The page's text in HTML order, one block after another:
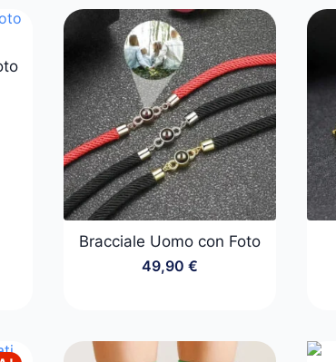
da
39,90 €
a
59,90 €
Bracciale Uomo con Foto
49,90 €